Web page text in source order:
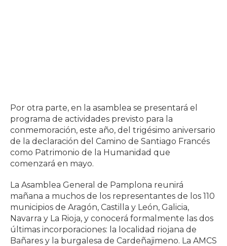
Por otra parte, en la asamblea se presentará el
programa de actividades previsto para la
conmemoración, este año, del trigésimo aniversario
de la declaración del Camino de Santiago Francés
como Patrimonio de la Humanidad que
comenzará en mayo.
La Asamblea General de Pamplona reunirá
mañana a muchos de los representantes de los 110
municipios de Aragón, Castilla y León, Galicia,
Navarra y La Rioja, y conocerá formalmente las dos
últimas incorporaciones: la localidad riojana de
Bañares y la burgalesa de Cardeñajimeno. La AMCS